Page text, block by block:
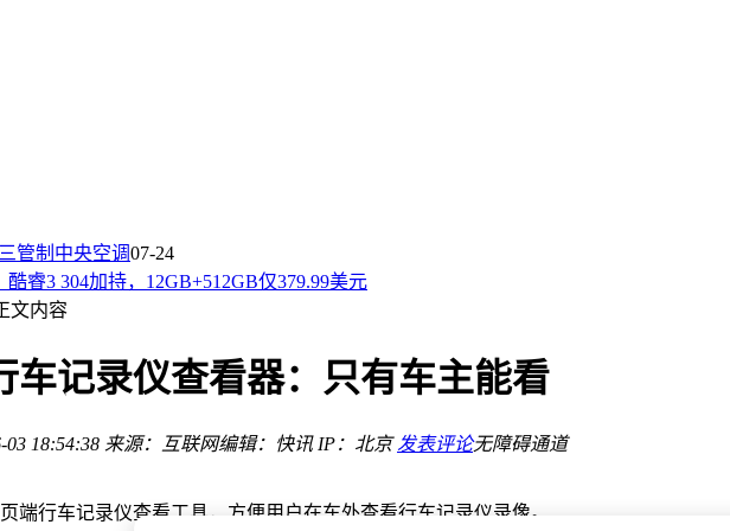
制中央空调07-24
时开启“燃脂模式”
，精准追踪身体燃脂时刻
睿3 304加持，12GB+512GB仅379.99美元
实力赢得海外信赖共拓新篇
优化座舱功能全面提升
“紫丁香三号”成功发射入轨
Pro水冷高刷带来极致体验
优化还添个性化新体验
时开启“燃脂模式”
文内容
车记录仪查看器：只有车主能看
03 18:54:38 来源：互联网编辑：快讯 IP：北京 发表评论无障碍通道
端行车记录仪查看工具，方便用户在车外查看行车记录仪录像。